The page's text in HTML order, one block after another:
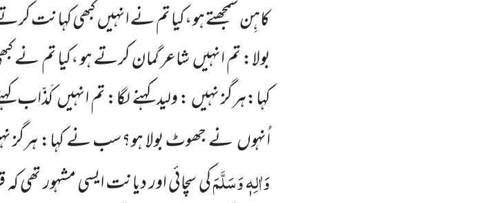
کاہِن سمجھتے ہو ،کیا تم نے انہیں کبھی
بولا: تم انہیں شاعر گمان کرتے ہو ،کیا تم
کہا:ہرگز نہیں : ولید کہنے لگا: تم انہیں کَذّاب
اُنہوں نے جھوٹ بولا ہو؟سب نے کہا: ہرگز
وَاٰلِہٖ وَسَلَّمَکی سچائی اور دیانت ایسی مشہور